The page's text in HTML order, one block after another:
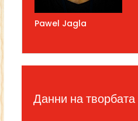
Pawel Jagla
Данни на творбата